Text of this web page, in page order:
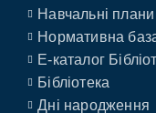
Навчальні плани
Нормативна
E-каталог
Бібліотека
Дні народження